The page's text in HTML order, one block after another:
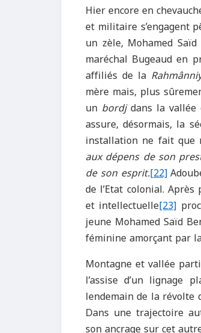
Hier encore en
et militaire s’engagent
un zèle, Mohamed
maréchal Bugeaud en
affiliés de la
mère mais, plus
un bordjdans la vallée
assure, désormais, la
installation ne fait que
aux dépens de son
de son esprit.[22]
de l’Etat colonial.
et intellectuelle[23]
jeune Mohamed Saïd
féminine amorçant par
Montagne et vallée
l’assise d’un lignage
lendemain de la révolte
Dans une trajectoire
son ancrage sur cet